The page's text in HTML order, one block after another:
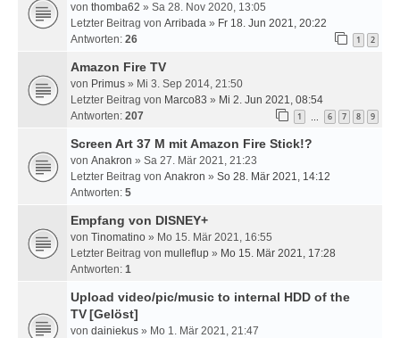
von thomba62 » Sa 28. Nov 2020, 13:05
Letzter Beitrag von Arribada » Fr 18. Jun 2021, 20:22
Antworten: 26 1 2
Amazon Fire TV
von Primus » Mi 3. Sep 2014, 21:50
Letzter Beitrag von Marco83 » Mi 2. Jun 2021, 08:54
Antworten: 207 1 6 7 8 9
Screen Art 37 M mit Amazon Fire Stick!?
von Anakron » Sa 27. Mär 2021, 21:23
Letzter Beitrag von Anakron » So 28. Mär 2021, 14:12
Antworten: 5
Empfang von DISNEY+
von Tinomatino » Mo 15. Mär 2021, 16:55
Letzter Beitrag von mulleflup » Mo 15. Mär 2021, 17:28
Antworten: 1
Upload video/pic/music to internal HDD of the
TV[Gelöst]
von dainiekus » Mo 1. Mär 2021, 21:47